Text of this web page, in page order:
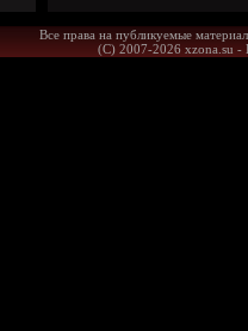
Все права на публикуемые
(С) 2007-2026 xzona.su -